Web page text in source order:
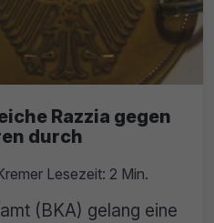
Razzia gegen
durch
Lesezeit: 2 Min.
(BKA) gelang eine